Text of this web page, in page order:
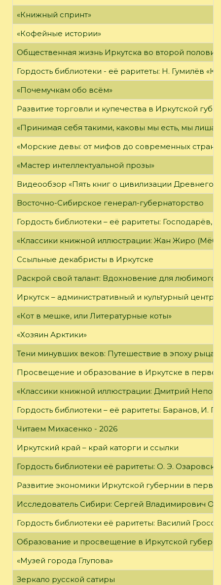
«Книжный спринт»
«Кофейные истории»
Общественная жизнь Иркутска во второй
Гордость библиотеки - её раритеты: Н. Гумилёв
«Почемучкам обо всём»
Развитие торговли и купечества в Иркутской
«Принимая себя такими, каковы мы есть, мы
«Морские девы: от мифов до современных
«Мастер интеллектуальной прозы»
Видеообзор «Пять книг о цивилизации Древнего
Восточно-Сибирское генерал-губернаторство
Гордость библиотеки – её раритеты:
«Классики книжной иллюстрации: Жан Жиро
Ссыльные декабристы в Иркутске
Раскрой свой талант: Вдохновение для любимого
Иркутск – административный и культурный центр
«Кот в мешке, или Литературные коты»
«Хозяин Арктики»
Тени минувших веков: Путешествие в эпоху
Просвещение и образование в Иркутске в
«Классики книжной иллюстрации: Дмитрий
Гордость библиотеки – её раритеты: Баранов, И.
Читаем Михасенко - 2026
Иркутский край – край каторги и ссылки
Гордость библиотеки её раритеты: О. Э.
Развитие экономики Иркутской губернии в
Исследователь Сибири: Сергей Владимирович
Гордость библиотеки её раритеты: Василий
Образование и просвещение в Иркутской
«Музей города Глупова»
Зеркало русской сатиры